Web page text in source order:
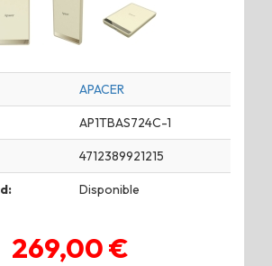
APACER
AP1TBAS724C-1
4712389921215
Disponible
269,00 €